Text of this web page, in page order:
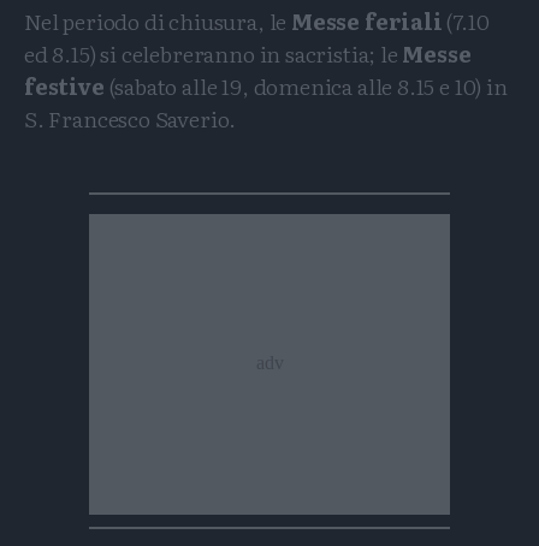
Nel periodo di chiusura, le Messe feriali(7.10
ed 8.15) si celebreranno in sacristia; leMesse
festive (sabato alle 19, domenica alle 8.15 e 10) in
S. Francesco Saverio.